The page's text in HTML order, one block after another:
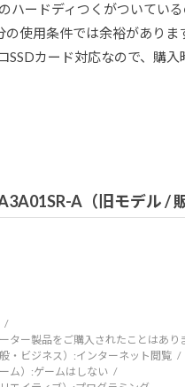
ハードディつくがついている
使用条件では余裕がありま
SSDカード対応なので、購
A（旧モデル /
ター製品をご購入されたことはあり
・ビジネス）:インターネット閲覧
ム）:ゲームはしない